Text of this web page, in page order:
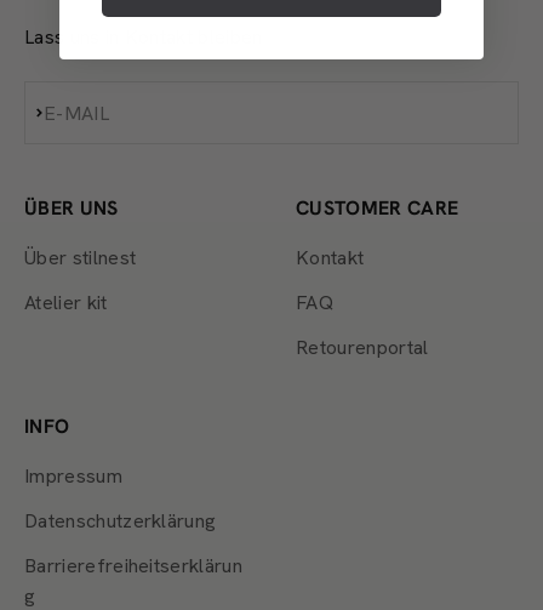
Lass uns in Kontakt bleiben
E-MAIL
Abonnieren
ÜBER UNS
Über stilnest
Atelier kit
CUSTOMER CARE
Kontakt
FAQ
Retourenportal
INFO
Impressum
Datenschutzerklärung
Barrierefreiheitserklärun
g